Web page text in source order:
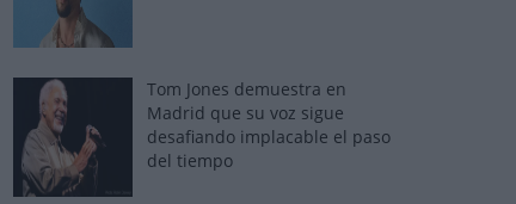
Tom Jones demuestra en
Madrid que su voz sigue
desafiando implacable el paso
del tiempo